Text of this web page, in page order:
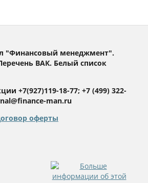
"Финансовый менеджмент".
ВАК. Белый список
+7(927)119-18-77; +7 (499) 322-
man.ru
оферты